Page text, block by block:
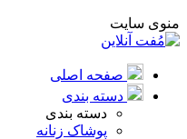
منوی سایت
صفحه اصلی
دسته بندی
دسته بندی
پوشاک زنانه